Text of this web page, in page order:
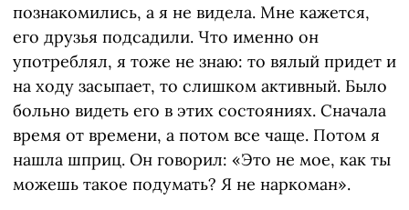
познакомились, а я не видела. Мне кажется,
его друзья подсадили. Что именно он
употреблял, я тоже не знаю: то вялый придет и
на ходу засыпает, то слишком активный. Было
больно видеть его в этих состояниях. Сначала
время от времени, а потом все чаще. Потом я
нашла шприц. Он говорил: «Это не мое, как ты
можешь такое подумать? Я не наркоман».